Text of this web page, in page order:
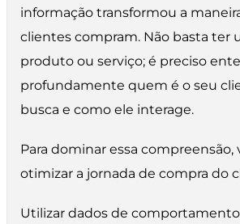
informação transformou a
clientes compram. Não basta ter
produto ou serviço; é preciso
profundamente quem é o seu
busca e como ele interage.
Para dominar essa compreensão,
otimizar a jornada de compra do
Utilizar dados de